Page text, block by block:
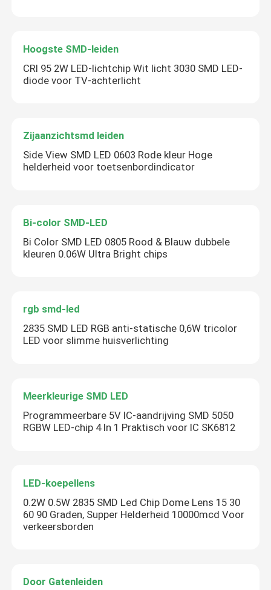
Hoogste SMD-leiden
CRI 95 2W LED-lichtchip Wit licht 3030 SMD LED-
diode voor TV-achterlicht
Zijaanzichtsmd leiden
Side View SMD LED 0603 Rode kleur Hoge
helderheid voor toetsenbordindicator
Bi-color SMD-LED
Bi Color SMD LED 0805 Rood & Blauw dubbele
kleuren 0.06W Ultra Bright chips
rgb smd-led
2835 SMD LED RGB anti-statische 0,6W tricolor
LED voor slimme huisverlichting
Meerkleurige SMD LED
Programmeerbare 5V IC-aandrijving SMD 5050
RGBW LED-chip 4 In 1 Praktisch voor IC SK6812
LED-koepellens
0.2W 0.5W 2835 SMD Led Chip Dome Lens 15 30
60 90 Graden, Supper Helderheid 10000mcd Voor
verkeersborden
Door Gatenleiden